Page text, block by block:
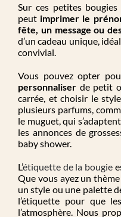
Sur ces petites
peut imprimer le
fête, un message ou
d’un cadeau unique,
convivial.
Vous pouvez opter
personnaliser de petit
carrée, et choisir le
plusieurs parfums,
le muguet,qui
les annonces de
babyshower.
L’étiquette de la bougie
Que vous ayezun thème
un style ou une palette
l’étiquette pour que
l’atmosphère . Nous